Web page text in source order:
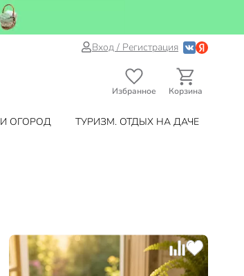
Вход / Регистрация
Избранное Корзина
ОГОРОД ТУРИЗМ. ОТДЫХ НА ДАЧЕ